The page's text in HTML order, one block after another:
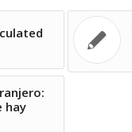
hay